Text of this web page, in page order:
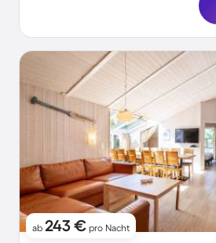
ab 243 € pro Nacht